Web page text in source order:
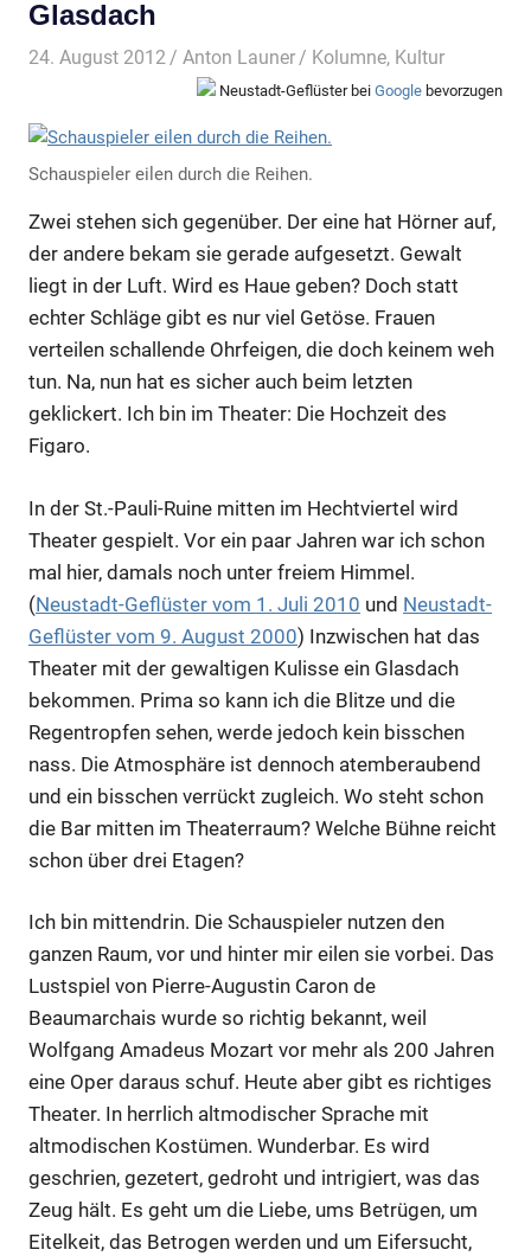
Glasdach
24. August 2012 Anton Launer Kolumne, Kultur
Neustadt-Geflüster bei Google bevorzugen
Schauspieler eilen durch die Reihen.
Zwei stehen sich gegenüber. Der eine hat Hörner auf,
der andere bekam sie gerade aufgesetzt. Gewalt
liegt in der Luft. Wird es Haue geben? Doch statt
echter Schläge gibt es nur viel Getöse. Frauen
verteilen schallende Ohrfeigen, die doch keinem weh
tun. Na, nun hat es sicher auch beim letzten
geklickert. Ich bin im Theater: Die Hochzeit des
Figaro.
In der St.-Pauli-Ruine mitten im Hechtviertel wird
Theater gespielt. Vor ein paar Jahren war ich schon
mal hier, damals noch unter freiem Himmel.
(Neustadt-Geflüster vom 1. Juli 2010 und Neustadt-
Geflüster vom 9. August 2000) Inzwischen hat das
Theater mit der gewaltigen Kulisse ein Glasdach
bekommen. Prima so kann ich die Blitze und die
Regentropfen sehen, werde jedoch kein bisschen
nass. Die Atmosphäre ist dennoch atemberaubend
und ein bisschen verrückt zugleich. Wo steht schon
die Bar mitten im Theaterraum? Welche Bühne reicht
schon über drei Etagen?
Ich bin mittendrin. Die Schauspieler nutzen den
ganzen Raum, vor und hinter mir eilen sie vorbei. Das
Lustspiel von Pierre-Augustin Caron de
Beaumarchais wurde so richtig bekannt, weil
Wolfgang Amadeus Mozart vor mehr als 200 Jahren
eine Oper daraus schuf. Heute aber gibt es richtiges
Theater. In herrlich altmodischer Sprache mit
altmodischen Kostümen. Wunderbar. Es wird
geschrien, gezetert, gedroht und intrigiert, was das
Zeug hält. Es geht um die Liebe, ums Betrügen, um
Eitelkeit, das Betrogen werden und um Eifersucht,